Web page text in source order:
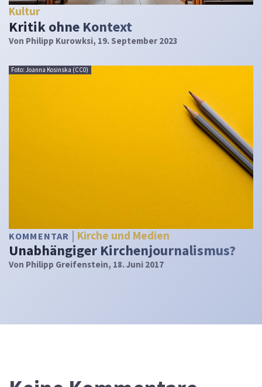
Kultur
Kritik ohne Kontext
Von Philipp Kurowksi, 19. September 2023
Foto: Joanna Kosinska (CC0)
KOMMENTAR Kirche und Medien
Unabhängiger Kirchenjournalismus?
Von Philipp Greifenstein, 18. Juni 2017